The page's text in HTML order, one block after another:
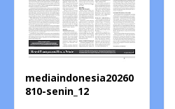
mediaindonesia20260
810-senin_12